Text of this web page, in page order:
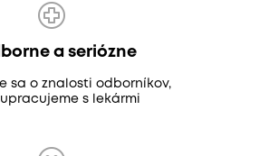
a seriózne
sa o znalosti odborníkov,
s lekármi